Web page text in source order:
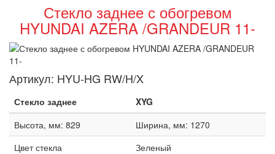
Стекло заднее с обогревом
HYUNDAI AZERA /GRANDEUR 11-
Артикул: HYU-HG RW/H/X
Стекло заднее
XYG
Высота, мм: 829
Ширина, мм: 1270
Цвет стекла
Зеленый